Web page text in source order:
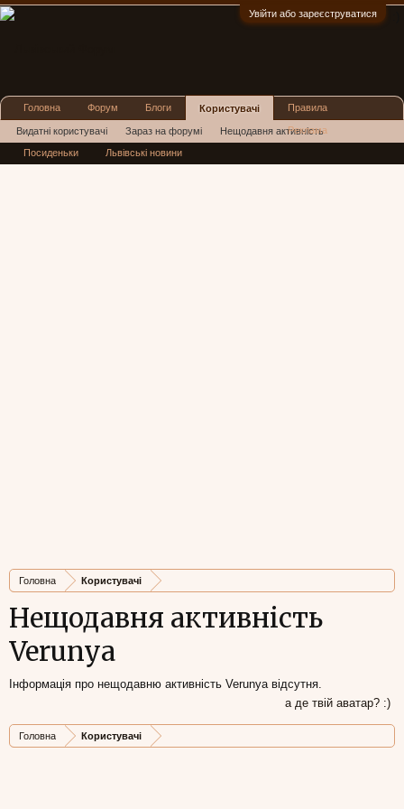
Увійти або зареєструватися
Головна Користувачі
Нещодавня активність
Verunya
Інформація про нещодавню активність Verunya відсутня.
а де твій аватар? :)
Головна Користувачі
Головна Форум Блоги Користувачі
Видатні користувачі Зараз на форумі Нещодавня активність
Нові повідомлення профілю
Правила
Реклама
Посиденьки Львівські новини